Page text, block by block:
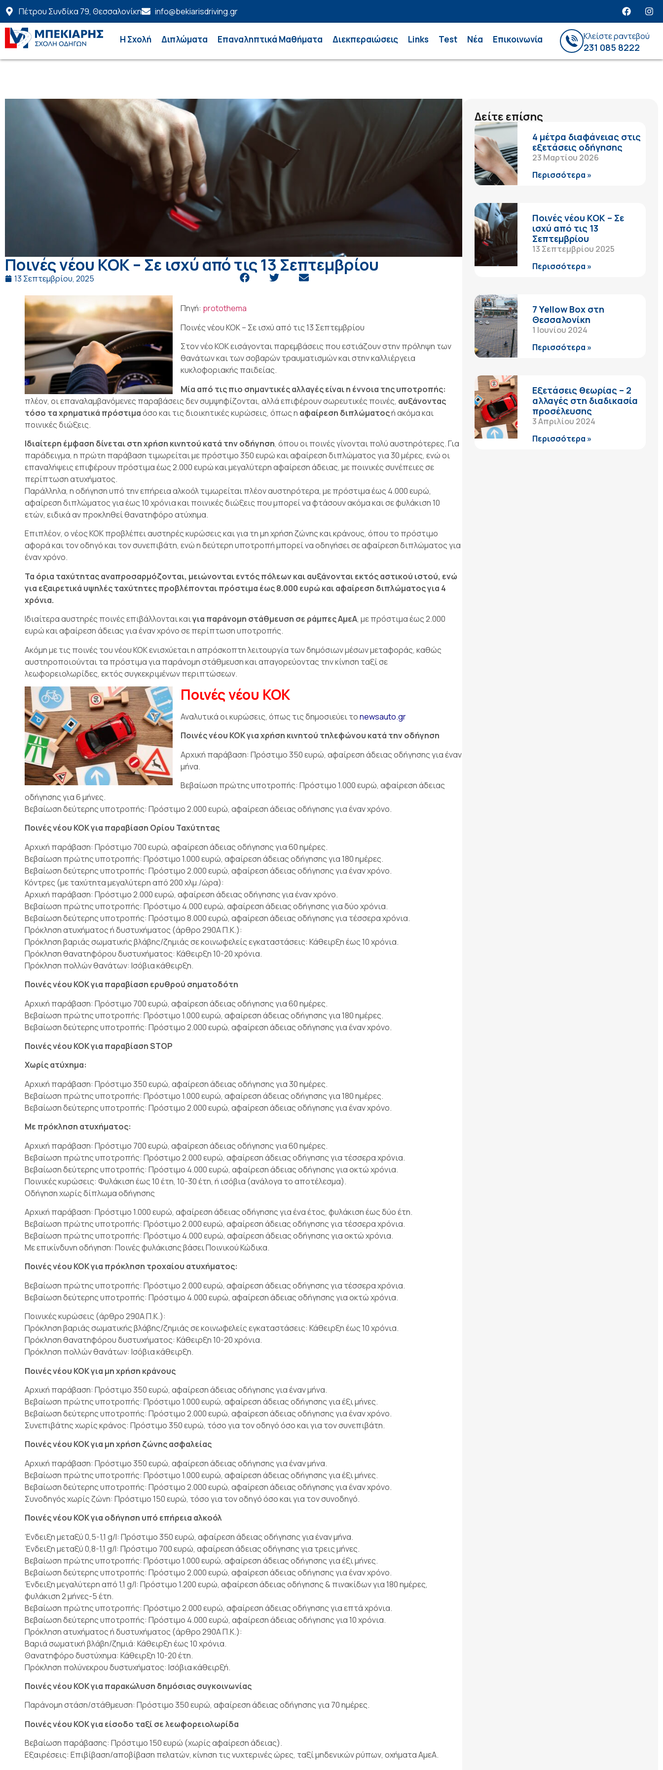
Πέτρου Συνδίκα 79, Θεσσαλονίκη info@bekiarisdriving.gr
Η Σχολή Διπλώματα Επαναληπτικά Μαθήματα Διεκπεραιώσεις Links Test Νέα Επικοινωνία Κλείστε ραντεβού
231 085 8222
Ποινές νέου ΚΟΚ – Σε ισχύ από τις 13 Σεπτεμβρίου
13 Σεπτεμβρίου, 2025
Πηγή: protothema
Ποινές νέου ΚΟΚ – Σε ισχύ από τις 13 Σεπτεμβρίου
Στον νέο ΚΟΚ εισάγονται παρεμβάσεις που εστιάζουν στην πρόληψη των
θανάτων και των σοβαρών τραυματισμών και στην καλλιέργεια
κυκλοφοριακής παιδείας.
Μία από τις πιο σημαντικές αλλαγές είναι η έννοια της υποτροπής:
πλέον, οι επαναλαμβανόμενες παραβάσεις δεν συμψηφίζονται, αλλά επιφέρουν σωρευτικές ποινές, αυξάνοντας
τόσο τα χρηματικά πρόστιμαόσο και τις διοικητικές κυρώσεις, όπως η αφαίρεση διπλώματοςή ακόμα και
ποινικές διώξεις.
Ιδιαίτερη έμφαση δίνεται στη χρήση κινητού κατά την οδήγηση, όπου οι ποινές γίνονται πολύ αυστηρότερες. Για
παράδειγμα, η πρώτη παράβαση τιμωρείται με πρόστιμο 350 ευρώ και αφαίρεση διπλώματος για 30 μέρες, ενώ οι
επαναλήψεις επιφέρουν πρόστιμα έως 2.000 ευρώ και μεγαλύτερη αφαίρεση άδειας, με ποινικές συνέπειες σε
περίπτωση ατυχήματος.
Παράλληλα, η οδήγηση υπό την επήρεια αλκοόλ τιμωρείται πλέον αυστηρότερα, με πρόστιμα έως 4.000 ευρώ,
αφαίρεση διπλώματος για έως 10 χρόνια και ποινικές διώξεις που μπορεί να φτάσουν ακόμα και σε φυλάκιση 10
ετών, ειδικά αν προκληθεί θανατηφόρο ατύχημα.
Επιπλέον, ο νέος ΚΟΚ προβλέπει αυστηρές κυρώσεις και για τη μη χρήση ζώνης και κράνους, όπου το πρόστιμο
αφορά και τον οδηγό και τον συνεπιβάτη, ενώ η δεύτερη υποτροπή μπορεί να οδηγήσει σε αφαίρεση διπλώματος για
έναν χρόνο.
Τα όρια ταχύτητας αναπροσαρμόζονται, μειώνονται εντός πόλεων και αυξάνονται εκτός αστικού ιστού, ενώ
για εξαιρετικά υψηλές ταχύτητες προβλέπονται πρόστιμα έως 8.000 ευρώ και αφαίρεση διπλώματος για 4
χρόνια.
Ιδιαίτερα αυστηρές ποινές επιβάλλονται καιγια παράνομη στάθμευση σε ράμπες ΑμεΑ, με πρόστιμα έως 2.000
ευρώ και αφαίρεση άδειας για έναν χρόνο σε περίπτωση υποτροπής.
Ακόμη με τις ποινές του νέου ΚΟΚ ενισχύεται η απρόσκοπτη λειτουργία των δημόσιων μέσων μεταφοράς, καθώς
αυστηροποιούνται τα πρόστιμα για παράνομη στάθμευση και απαγορεύοντας την κίνηση ταξί σε
λεωφορειολωρίδες, εκτός συγκεκριμένων περιπτώσεων.
Ποινές νέου ΚΟΚ
Αναλυτικά οι κυρώσεις, όπως τις δημοσιεύει τοnewsauto.gr
Ποινές νέου ΚΟΚ για χρήση κινητού τηλεφώνου κατά την οδήγηση
Αρχική παράβαση: Πρόστιμο 350 ευρώ, αφαίρεση άδειας οδήγησης για έναν
μήνα.
Βεβαίωση πρώτης υποτροπής: Πρόστιμο 1.000 ευρώ, αφαίρεση άδειας
οδήγησης για 6 μήνες.
Βεβαίωση δεύτερης υποτροπής: Πρόστιμο 2.000 ευρώ, αφαίρεση άδειας οδήγησης για έναν χρόνο.
Ποινές νέου ΚΟΚ για παραβίαση Ορίου Ταχύτητας
Αρχική παράβαση: Πρόστιμο 700 ευρώ, αφαίρεση άδειας οδήγησης για 60 ημέρες.
Βεβαίωση πρώτης υποτροπής: Πρόστιμο 1.000 ευρώ, αφαίρεση άδειας οδήγησης για 180 ημέρες.
Βεβαίωση δεύτερης υποτροπής: Πρόστιμο 2.000 ευρώ, αφαίρεση άδειας οδήγησης για έναν χρόνο.
Κόντρες (με ταχύτητα μεγαλύτερη από 200 χλμ./ώρα):
Αρχική παράβαση: Πρόστιμο 2.000 ευρώ, αφαίρεση άδειας οδήγησης για έναν χρόνο.
Βεβαίωση πρώτης υποτροπής: Πρόστιμο 4.000 ευρώ, αφαίρεση άδειας οδήγησης για δύο χρόνια.
Βεβαίωση δεύτερης υποτροπής: Πρόστιμο 8.000 ευρώ, αφαίρεση άδειας οδήγησης για τέσσερα χρόνια.
Πρόκληση ατυχήματος ή δυστυχήματος (άρθρο 290Α Π.Κ.):
Πρόκληση βαριάς σωματικής βλάβης/ζημιάς σε κοινωφελείς εγκαταστάσεις: Κάθειρξη έως 10 χρόνια.
Πρόκληση θανατηφόρου δυστυχήματος: Κάθειρξη 10-20 χρόνια.
Πρόκληση πολλών θανάτων: Ισόβια κάθειρξη.
Ποινές νέου ΚΟΚ για παραβίαση ερυθρού σηματοδότη
Αρχική παράβαση: Πρόστιμο 700 ευρώ, αφαίρεση άδειας οδήγησης για 60 ημέρες.
Βεβαίωση πρώτης υποτροπής: Πρόστιμο 1.000 ευρώ, αφαίρεση άδειας οδήγησης για 180 ημέρες.
Βεβαίωση δεύτερης υποτροπής: Πρόστιμο 2.000 ευρώ, αφαίρεση άδειας οδήγησης για έναν χρόνο.
Ποινές νέου ΚΟΚ για παραβίαση STOP
Χωρίς ατύχημα:
Αρχική παράβαση: Πρόστιμο 350 ευρώ, αφαίρεση άδειας οδήγησης για 30 ημέρες.
Βεβαίωση πρώτης υποτροπής: Πρόστιμο 1.000 ευρώ, αφαίρεση άδειας οδήγησης για 180 ημέρες.
Βεβαίωση δεύτερης υποτροπής: Πρόστιμο 2.000 ευρώ, αφαίρεση άδειας οδήγησης για έναν χρόνο.
Με πρόκληση ατυχήματος:
Αρχική παράβαση: Πρόστιμο 700 ευρώ, αφαίρεση άδειας οδήγησης για 60 ημέρες.
Βεβαίωση πρώτης υποτροπής: Πρόστιμο 2.000 ευρώ, αφαίρεση άδειας οδήγησης για τέσσερα χρόνια.
Βεβαίωση δεύτερης υποτροπής: Πρόστιμο 4.000 ευρώ, αφαίρεση άδειας οδήγησης για οκτώ χρόνια.
Ποινικές κυρώσεις: Φυλάκιση έως 10 έτη, 10-30 έτη, ή ισόβια (ανάλογα το αποτέλεσμα).
Οδήγηση χωρίς δίπλωμα οδήγησης
Αρχική παράβαση: Πρόστιμο 1.000 ευρώ, αφαίρεση άδειας οδήγησης για ένα έτος, φυλάκιση έως δύο έτη.
Βεβαίωση πρώτης υποτροπής: Πρόστιμο 2.000 ευρώ, αφαίρεση άδειας οδήγησης για τέσσερα χρόνια.
Βεβαίωση πρώτης υποτροπής: Πρόστιμο 4.000 ευρώ, αφαίρεση άδειας οδήγησης για οκτώ χρόνια.
Με επικίνδυνη οδήγηση: Ποινές φυλάκισης βάσει Ποινικού Κώδικα.
Ποινές νέου ΚΟΚ για πρόκληση τροχαίου ατυχήματος:
Βεβαίωση πρώτης υποτροπής: Πρόστιμο 2.000 ευρώ, αφαίρεση άδειας οδήγησης για τέσσερα χρόνια.
Βεβαίωση δεύτερης υποτροπής: Πρόστιμο 4.000 ευρώ, αφαίρεση άδειας οδήγησης για οκτώ χρόνια.
Ποινικές κυρώσεις (άρθρο 290Α Π.Κ.):
Πρόκληση βαριάς σωματικής βλάβης/ζημιάς σε κοινωφελείς εγκαταστάσεις: Κάθειρξη έως 10 χρόνια.
Πρόκληση θανατηφόρου δυστυχήματος: Κάθειρξη 10-20 χρόνια.
Πρόκληση πολλών θανάτων: Ισόβια κάθειρξη.
Ποινές νέου ΚΟΚ για μη χρήση κράνους
Αρχική παράβαση: Πρόστιμο 350 ευρώ, αφαίρεση άδειας οδήγησης για έναν μήνα.
Βεβαίωση πρώτης υποτροπής: Πρόστιμο 1.000 ευρώ, αφαίρεση άδειας οδήγησης για έξι μήνες.
Βεβαίωση δεύτερης υποτροπής: Πρόστιμο 2.000 ευρώ, αφαίρεση άδειας οδήγησης για έναν χρόνο.
Συνεπιβάτης χωρίς κράνος: Πρόστιμο 350 ευρώ, τόσο για τον οδηγό όσο και για τον συνεπιβάτη.
Ποινές νέου ΚΟΚ για μη χρήση ζώνης ασφαλείας
Αρχική παράβαση: Πρόστιμο 350 ευρώ, αφαίρεση άδειας οδήγησης για έναν μήνα.
Βεβαίωση πρώτης υποτροπής: Πρόστιμο 1.000 ευρώ, αφαίρεση άδειας οδήγησης για έξι μήνες.
Βεβαίωση δεύτερης υποτροπής: Πρόστιμο 2.000 ευρώ, αφαίρεση άδειας οδήγησης για έναν χρόνο.
Συνοδηγός χωρίς ζώνη: Πρόστιμο 150 ευρώ, τόσο για τον οδηγό όσο και για τον συνοδηγό.
Ποινές νέου ΚΟΚ για οδήγηση υπό επήρεια αλκοόλ
Ένδειξη μεταξύ 0,5-1,1 g/l: Πρόστιμο 350 ευρώ, αφαίρεση άδειας οδήγησης για έναν μήνα.
Ένδειξη μεταξύ 0,8-1,1 g/l: Πρόστιμο 700 ευρώ, αφαίρεση άδειας οδήγησης για τρεις μήνες.
Βεβαίωση πρώτης υποτροπής: Πρόστιμο 1.000 ευρώ, αφαίρεση άδειας οδήγησης για έξι μήνες.
Βεβαίωση δεύτερης υποτροπής: Πρόστιμο 2.000 ευρώ, αφαίρεση άδειας οδήγησης για έναν χρόνο.
Ένδειξη μεγαλύτερη από 1,1 g/l: Πρόστιμο 1.200 ευρώ, αφαίρεση άδειας οδήγησης & πινακίδων για 180 ημέρες,
φυλάκιση 2 μήνες-5 έτη.
Βεβαίωση πρώτης υποτροπής: Πρόστιμο 2.000 ευρώ, αφαίρεση άδειας οδήγησης για επτά χρόνια.
Βεβαίωση δεύτερης υποτροπής: Πρόστιμο 4.000 ευρώ, αφαίρεση άδειας οδήγησης για 10 χρόνια.
Πρόκληση ατυχήματος ή δυστυχήματος (άρθρο 290Α Π.Κ.):
Βαριά σωματική βλάβη/ζημιά: Κάθειρξη έως 10 χρόνια.
Θανατηφόρο δυστύχημα: Κάθειρξη 10-20 έτη.
Πρόκληση πολύνεκρου δυστυχήματος: Ισόβια κάθειρξή.
Ποινές νέου ΚΟΚ για παρακώλυση δημόσιας συγκοινωνίας
Παράνομη στάση/στάθμευση: Πρόστιμο 350 ευρώ, αφαίρεση άδειας οδήγησης για 70 ημέρες.
Ποινές νέου ΚΟΚ για είσοδο ταξί σε λεωφορειολωρίδα
Βεβαίωση παράβασης: Πρόστιμο 150 ευρώ (χωρίς αφαίρεση άδειας).
Εξαιρέσεις: Επιβίβαση/αποβίβαση πελατών, κίνηση τις νυχτερινές ώρες, ταξί μηδενικών ρύπων, οχήματα ΑμεΑ.
Δείτε επίσης
4 μέτρα διαφάνειας στις
εξετάσεις οδήγησης
23 Μαρτίου 2026
Περισσότερα »
Ποινές νέου ΚΟΚ – Σε
ισχύ από τις 13
Σεπτεμβρίου
13 Σεπτεμβρίου 2025
Περισσότερα »
7 Yellow Box στη
Θεσσαλονίκη
1 Ιουνίου 2024
Περισσότερα »
Εξετάσεις θεωρίας – 2
αλλαγές στη διαδικασία
προσέλευσης
3 Απριλίου 2024
Περισσότερα »